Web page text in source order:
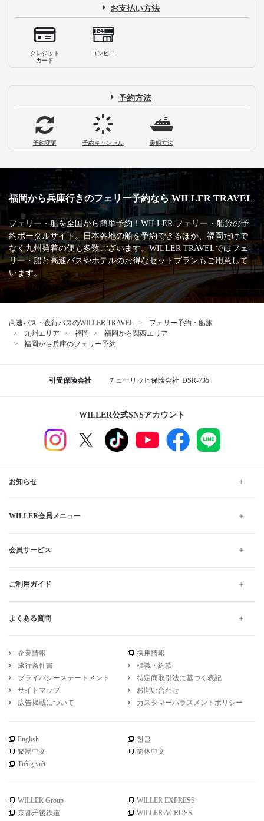
お支払い方法
クレジット
カード
コンビニ
予約方法
予約変更 予約キャンセル 乗船方法
福岡から兵庫行きのフェリー予約なら WILLER TRAVEL
フェリー・船を全国から簡単予約！WILLER フェリー・船旅の予
約ポータルサイト。日本各地の船を予約できるほか、福岡だけで
なく九州発着の便も多数ございます。WILLER TRAVELではフェ
リー・船と高速バスやホテルのお得なセットプランもご用意して
います。
高速バス・夜行バスのWILLER TRAVEL
フェリー予約・船旅
九州エリア
福岡
福岡から関西エリア
福岡から兵庫のフェリー予約
引受保険会社 チューリッヒ保険会社 DSR-735
WILLER公式SNSアカウント
お知らせ
WILLER会員メニュー
会員サービス
ご利用ガイド
よくある質問
企業情報
採用情報
旅行条件書
標識・約款
プライバシーステートメント
特定商取引法に基づく表記
サイトマップ
お問い合わせ
広告掲載について
カスタマーハラスメントポリシー
English
한글
繁體中文
简体中文
Tiếng việt
WILLER Group
WILLER EXPRESS
京都丹後鉄道
WILLER ACROSS